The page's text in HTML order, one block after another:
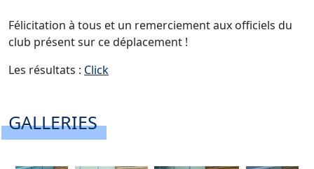
Félicitation à tous et un remerciement aux officiels du
club présent sur ce déplacement !
Les résultats : Click
GALLERIES